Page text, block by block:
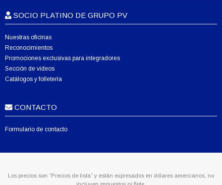
SOCIO PLATINO DE GRUPO PV
Nuestras oficinas
Reconocimientos
Promociones exclusivas para integradores
Sección de videos
Catálogos y folletería
CONTACTO
Formulario de contacto
Los precios son “Precios de lista” y están expresados en dólares americanos, no